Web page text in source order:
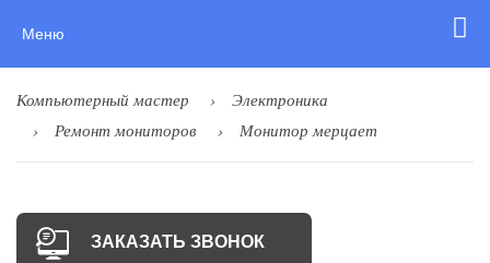
Меню
Компьютерный мастер
Электроника
Ремонт мониторов
Монитор мерцает
ЗАКАЗАТЬ ЗВОНОК